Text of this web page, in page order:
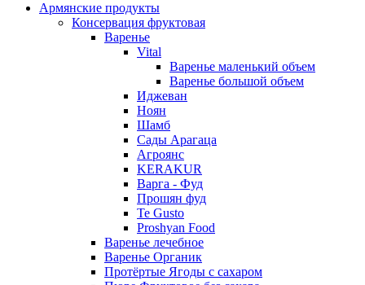
Армянские продукты
Консервация фруктовая
Варенье
Vital
Варенье маленький объем
Варенье большой объем
Иджеван
Ноян
Шамб
Сады Арагаца
Агроянс
KERAKUR
Варга - Фуд
Прошян фуд
Te Gusto
Proshyan Food
Варенье лечебное
Варенье Органик
Протёртые Ягоды с сахаром